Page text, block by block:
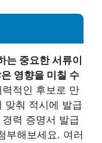
는 중요한 서류이
영향을 미칠 수
적인 후보로 만
맞춰 적시에 발급
력 증명서 발급
부해보세요. 여러